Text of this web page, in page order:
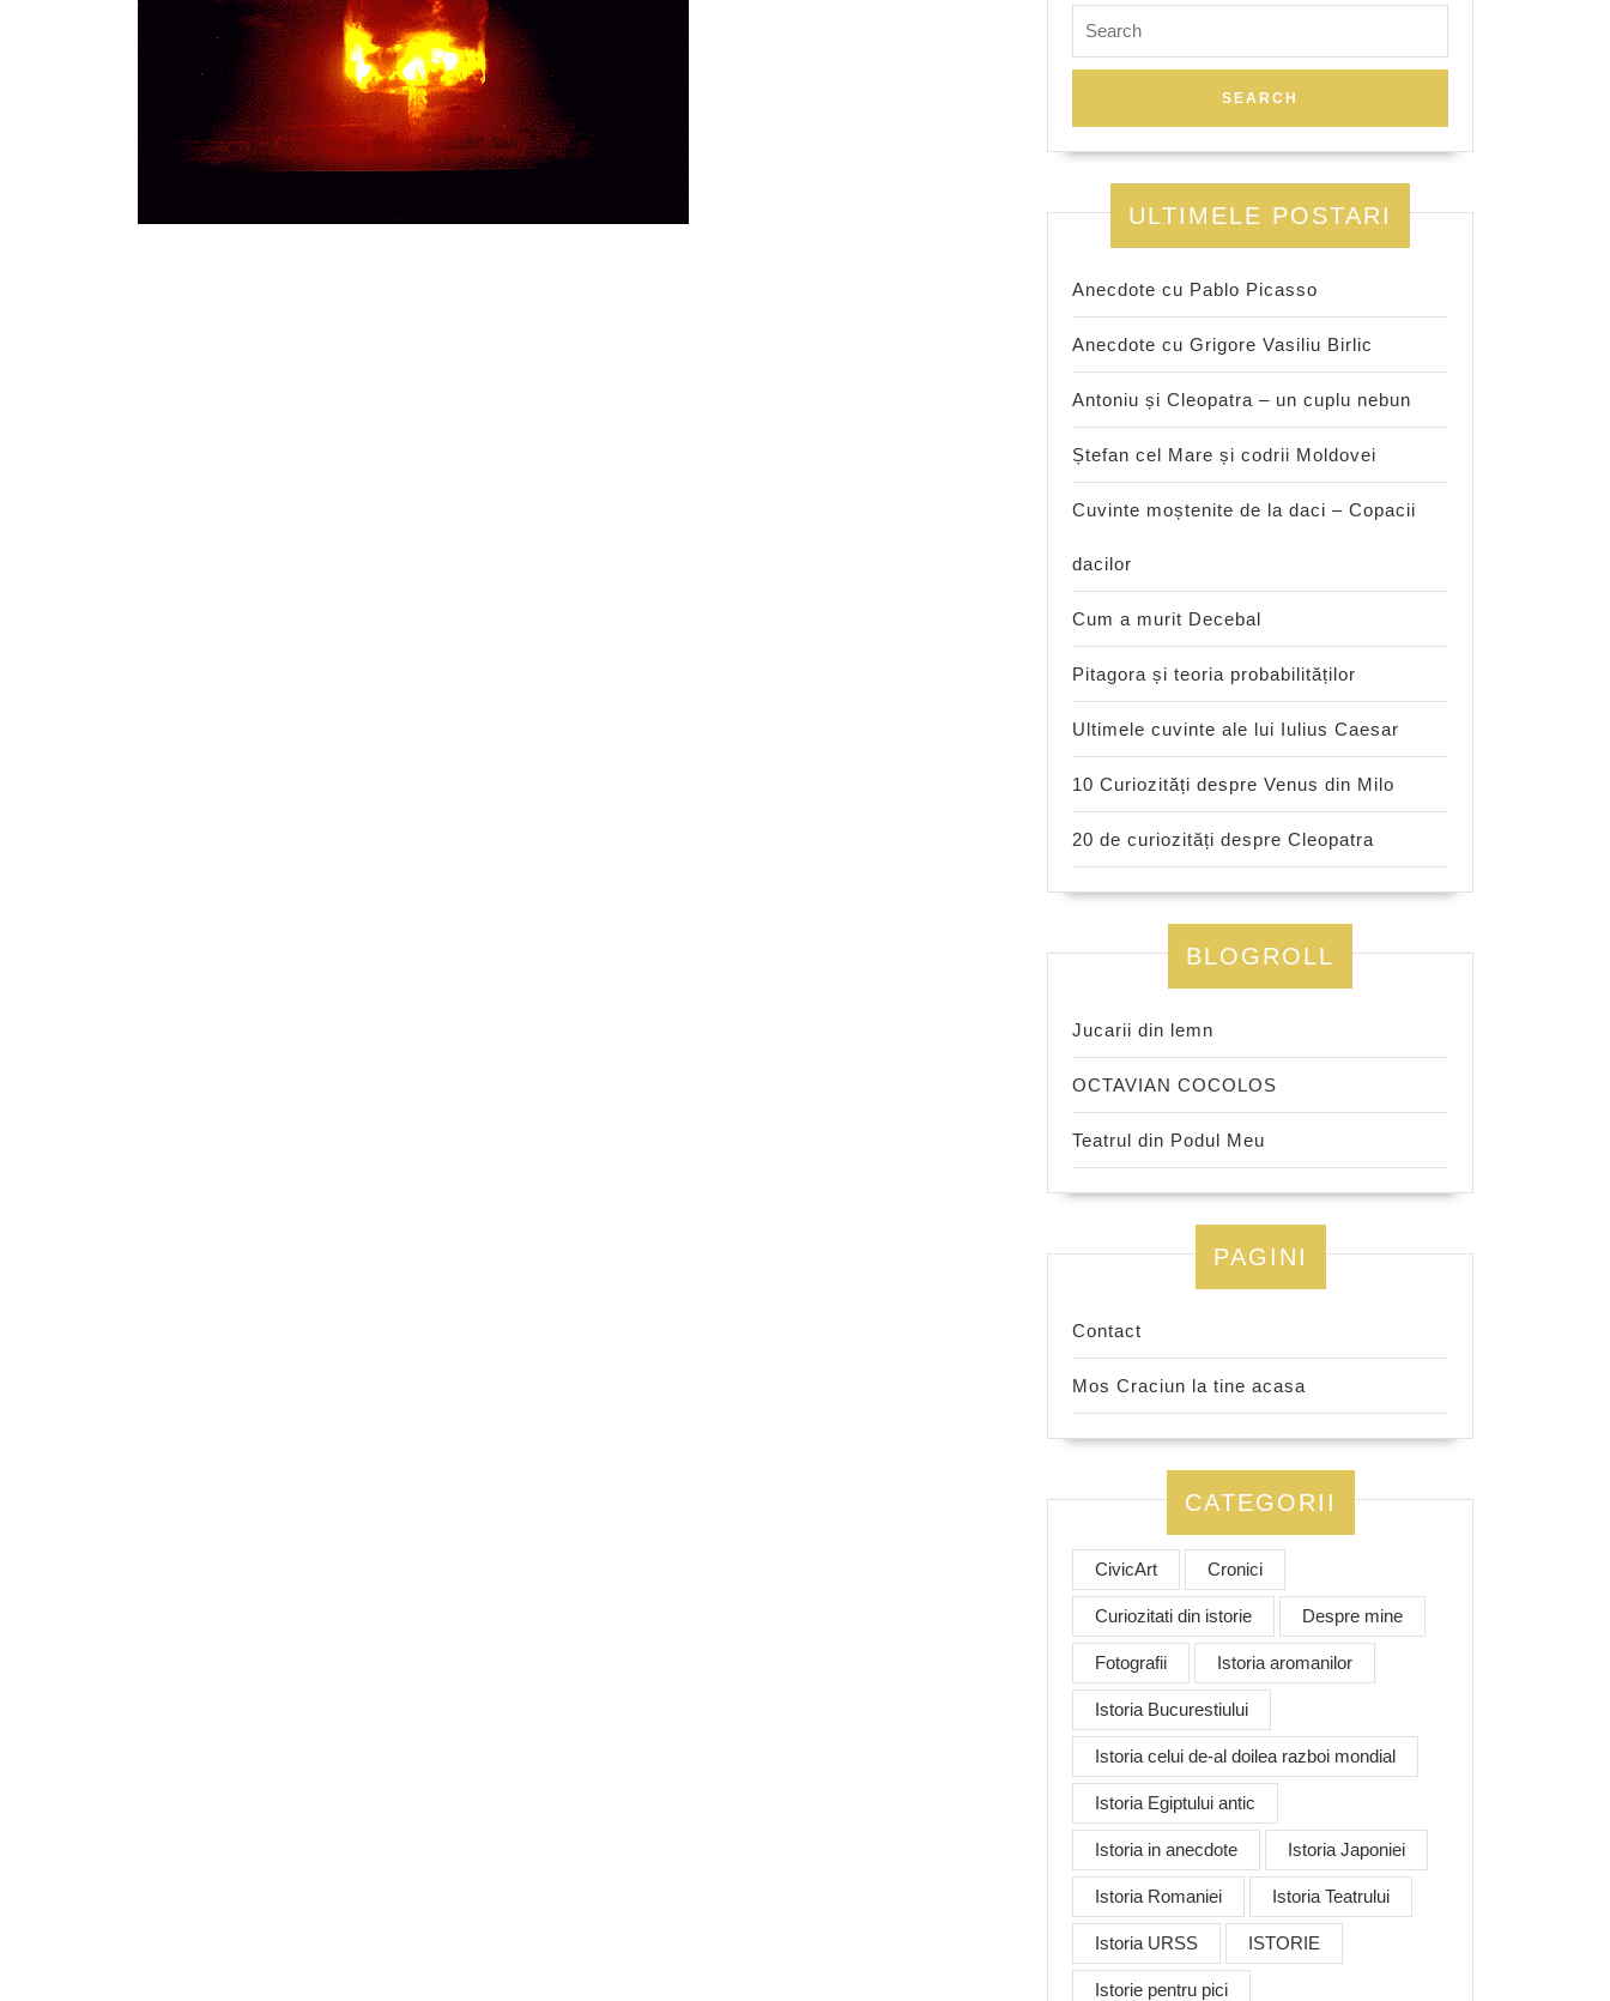
for:
ULTIMELE POSTARI
Anecdote cu Pablo Picasso
Anecdote cu Grigore Vasiliu Birlic
Antoniu și Cleopatra – un cuplu nebun
Ștefan cel Mare și codrii Moldovei
Cuvinte moștenite de la daci – Copacii
dacilor
Cum a murit Decebal
Pitagora și teoria probabilităților
Ultimele cuvinte ale lui Iulius Caesar
10 Curiozități despre Venus din Milo
20 de curiozități despre Cleopatra
BLOGROLL
Jucarii din lemn
OCTAVIAN COCOLOS
Teatrul din Podul Meu
PAGINI
Contact
Mos Craciun la tine acasa
CATEGORII
CivicArt Cronici
Curiozitati din istorie Despre mine
Fotografii Istoria aromanilor
Istoria Bucurestiului
Istoria celui de-al doilea razboi mondial
Istoria Egiptului antic
Istoria in anecdote Istoria Japoniei
Istoria Romaniei Istoria Teatrului
Istoria URSS ISTORIE
Istorie pentru pici